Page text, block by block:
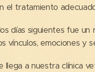
el tratamiento
días siguientes fue
vínculos, emociones
llega a nuestra clínica